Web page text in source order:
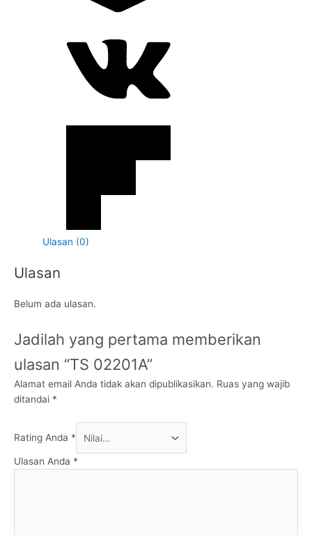
Ulasan (0)
Ulasan
Belum ada ulasan.
Jadilah yang pertama memberikan
ulasan “TS 02201A”
Alamat email Anda tidak akan dipublikasikan. Ruas yang wajib
ditandai *
Rating Anda *
Ulasan Anda *